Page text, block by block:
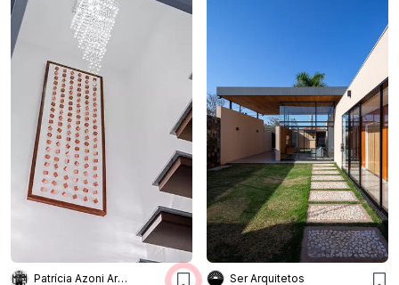
Patrícia Azoni Arquitetura + Arte & Design Ser Arquitetos